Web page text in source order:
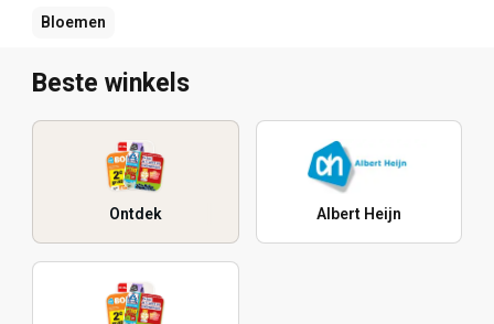
Bloemen
Beste winkels
Ontdek Albert Heijn